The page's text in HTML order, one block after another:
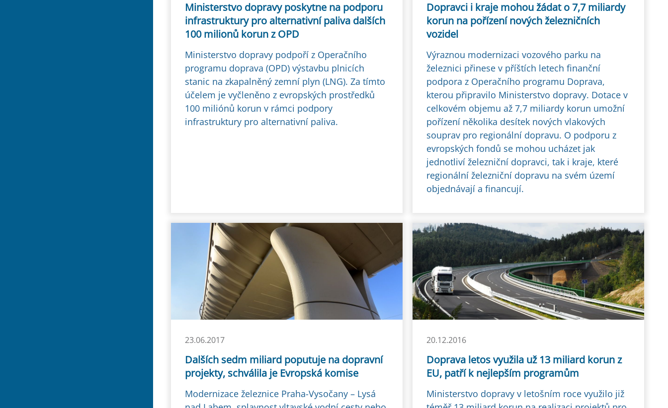
Ministerstvo dopravy poskytne na podporu
infrastruktury pro alternativní paliva dalších
100 milionů korun z OPD
Ministerstvo dopravy podpoří z Operačního
programu doprava (OPD) výstavbu plnicích
stanic na zkapalněný zemní plyn (LNG). Za tímto
účelem je vyčleněno z evropských prostředků
100 miliónů korun v rámci podpory
infrastruktury pro alternativní paliva.
Dopravci i kraje mohou žádat o 7,7 miliardy
korun na pořízení nových železničních
vozidel
Výraznou modernizaci vozového parku na
železnici přinese v příštích letech finanční
podpora z Operačního programu Doprava,
kterou připravilo Ministerstvo dopravy. Dotace v
celkovém objemu až 7,7 miliardy korun umožní
pořízení několika desítek nových vlakových
souprav pro regionální dopravu. O podporu z
evropských fondů se mohou ucházet jak
jednotliví železniční dopravci, tak i kraje, které
regionální železniční dopravu na svém území
objednávají a financují.
23.06.2017
Dalších sedm miliard poputuje na dopravní
projekty, schválila je Evropská komise
Modernizace železnice Praha-Vysočany – Lysá
20.12.2016
Doprava letos využila už 13 miliard korun z
EU, patří k nejlepším programům
Ministerstvo dopravy v letošním roce využilo již